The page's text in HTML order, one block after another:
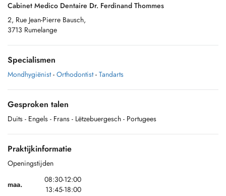
Situé au dessus de la Pharmacie
En face des arrêts de bus : Ligne 5 (Tice) Esch/Alzette-Rumelange-Kayl-
À proximité de la gare (CFL) et de la Ligne 197 (RGTR) Luxembourg-
Rumelange-Ottange
Parking payant en face : Place Grand-Duchesse Charlotte ( 1/2 heure
gratuite) avec Ticket
Parking à mobilité réduite devant l'entrée
Cabinet Medico Dentaire Dr. Ferdinand Thommes
2, Rue Jean-Pierre Bausch,
3713 Rumelange
Specialismen
Mondhygiënist - Orthodontist - Tandarts
Gesproken talen
Duits - Engels - Frans - Lëtzebuergesch - Portugees
Praktijkinformatie
Openingstijden
maa.
08:30-12:00
13:45-18:00